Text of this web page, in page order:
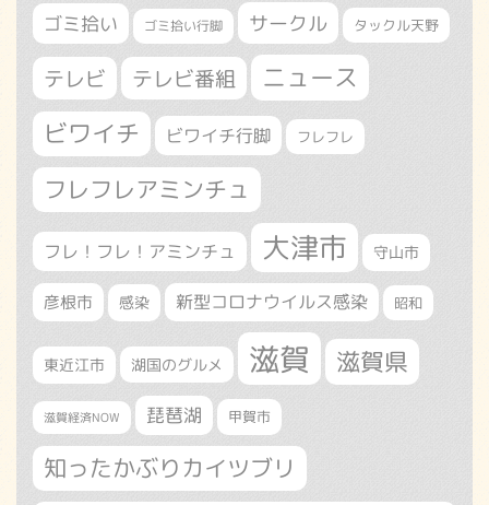
ゴミ拾い ゴミ拾い行脚 サークル タックル天野
テレビ テレビ番組 ニュース
ビワイチ ビワイチ行脚 フレフレ
フレフレアミンチュ
フレ！フレ！アミンチュ 大津市 守山市
彦根市 感染 新型コロナウイルス感染 昭和
東近江市 湖国のグルメ 滋賀 滋賀県
滋賀経済NOW 琵琶湖 甲賀市
知ったかぶりカイツブリ